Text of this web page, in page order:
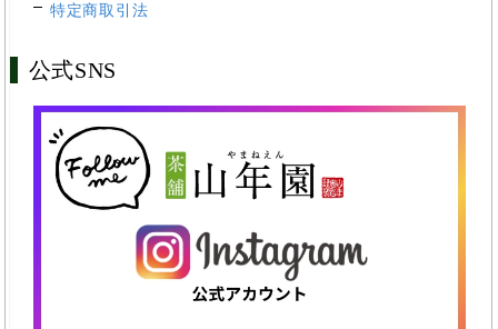
特定商取引法
公式SNS